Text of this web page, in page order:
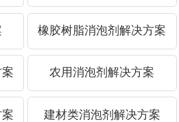
橡胶树脂消泡剂解决方案
农用消泡剂解决方案
建材类消泡剂解决方案